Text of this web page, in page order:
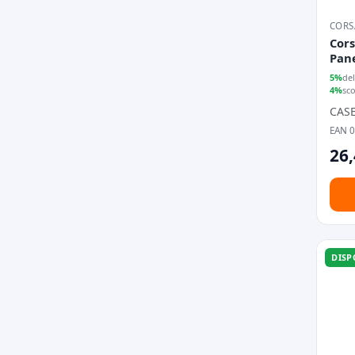
5%
4%
EAN